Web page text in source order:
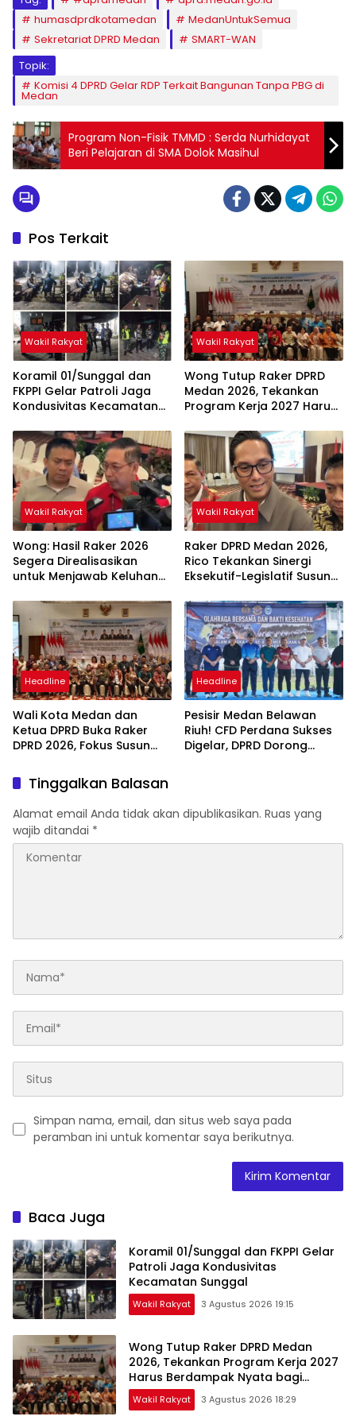
humasdprdkotamedan
MedanUntukSemua
Sekretariat DPRD Medan
SMART-WAN
Topik:
Komisi 4 DPRD Gelar RDP Terkait Bangunan Tanpa PBG di
Medan
Program Non-Fisik TMMD : Serda Nurhidayat
Beri Pelajaran di SMA Dolok Masihul
Pos Terkait
Wakil Rakyat
Koramil 01/Sunggal dan
FKPPI Gelar Patroli Jaga
Kondusivitas Kecamatan
Wakil Rakyat
Wong Tutup Raker DPRD
Medan 2026, Tekankan
Program Kerja 2027 Harus
Masyarakat
Wakil Rakyat
Wong: Hasil Raker 2026
Segera Direalisasikan
untuk Menjawab Keluhan
Wakil Rakyat
Raker DPRD Medan 2026,
Rico Tekankan Sinergi
Eksekutif-Legislatif Susun
Headline
Wali Kota Medan dan
Ketua DPRD Buka Raker
DPRD 2026, Fokus Susun
Berbasis Digitalisasi dan
Inovasi
Headline
Pesisir Medan Belawan
Riuh! CFD Perdana Sukses
Digelar, DPRD Dorong
Tinggalkan Balasan
Alamat email Anda tidak akan dipublikasikan. Ruas yang
wajib ditandai *
Simpan nama, email, dan situs web saya pada
peramban ini untuk komentar saya berikutnya.
Baca Juga
Koramil 01/Sunggal dan FKPPI Gelar
Patroli Jaga Kondusivitas
Kecamatan Sunggal
Wakil Rakyat 3 Agustus 2026 19:15
Wong Tutup Raker DPRD Medan
2026, Tekankan Program Kerja 2027
Harus Berdampak Nyata bagi
Masyarakat
Wakil Rakyat 3 Agustus 2026 18:29